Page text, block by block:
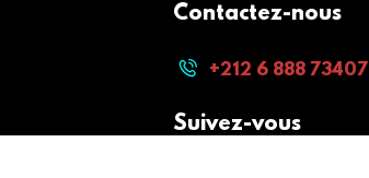
Contactez-nous
+212 6 888 73407
Suivez-vous